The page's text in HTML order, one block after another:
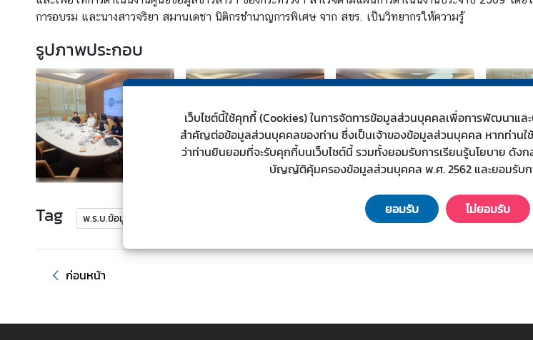
ร
า
ง
ป
ร
ะ
เ
ท
ศ
น
ย
ก
การอบรม และนางสาวจริยา สมานเดชา นิติกรชำนาญการพิเศษ จาก สขร. เป็นวิทยากรให้ความรู้
รูปภาพประกอบ
Tag พ.ร.บ.ข้อมูลข่าวสาร
ก่อนหน้า
เว็บไซต์นี้ใช้คุกกี้ (Cookies) ในการจัดการข้อมูลส่วนบุคคลเพื่อการพัฒนาแล
สำคัญต่อข้อมูลส่วนบุคคลของท่าน ซึ่งเป็นเจ้าของข้อมูลส่วนบุคคล หากท่านใ
ว่าท่านยินยอมที่จะรับคุกกี้บนเว็บไซต์นี้ รวมทั้งยอมรับการเรียนรู้นโยบาย ดังก
บัญญัติคุ้มครองข้อมูลส่วนบุคคล พ.ศ. 2562 และยอมรับก
ยอมรับ ไม่ยอมรับ